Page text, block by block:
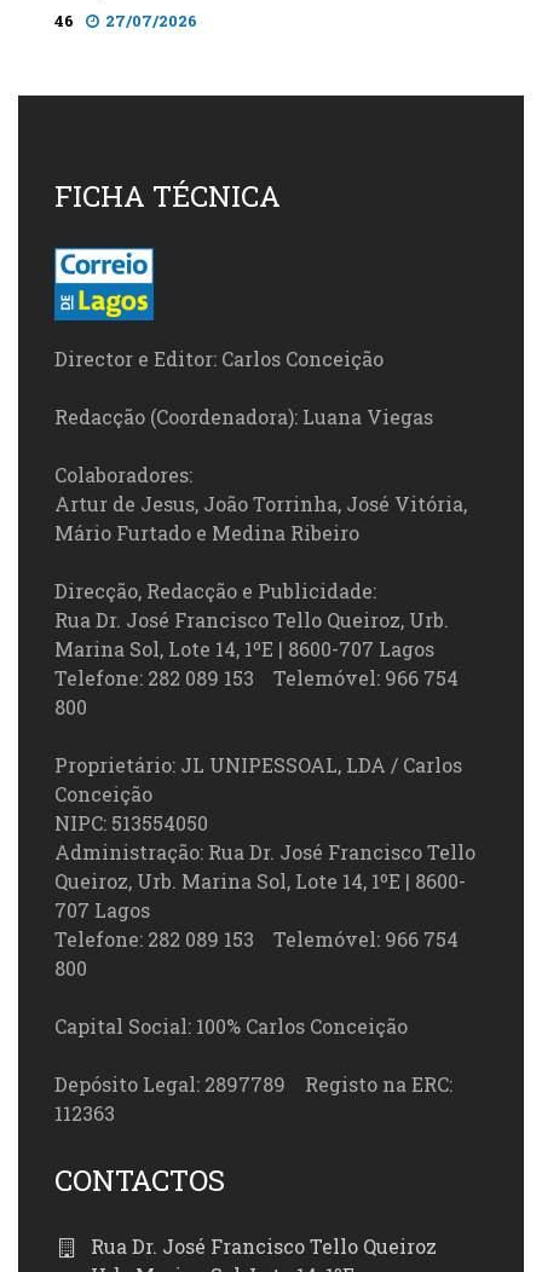
46 27/07/2026
FICHA TÉCNICA
Director e Editor: Carlos Conceição
Redacção (Coordenadora): Luana Viegas
Colaboradores:
Artur de Jesus, João Torrinha, José Vitória,
Mário Furtado e Medina Ribeiro
Direcção, Redacção e Publicidade:
Rua Dr. José Francisco Tello Queiroz, Urb.
Marina Sol, Lote 14, 1ºE | 8600-707 Lagos
Telefone: 282 089 153 Telemóvel: 966 754
800
Proprietário: JL UNIPESSOAL, LDA / Carlos
Conceição
NIPC: 513554050
Administração: Rua Dr. José Francisco Tello
Queiroz, Urb. Marina Sol, Lote 14, 1ºE | 8600-
707 Lagos
Telefone: 282 089 153 Telemóvel: 966 754
800
Capital Social: 100% Carlos Conceição
Depósito Legal: 2897789 Registo na ERC:
112363
CONTACTOS
Rua Dr. José Francisco Tello Queiroz